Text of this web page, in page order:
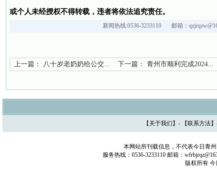
或个人未经授权不得转载，违者将依法追究责任。
新闻热线:0536-3233110 邮箱：
上一篇： 八十岁老奶奶给公交... 下一篇： 青州市顺利完成2024...
【 关于我们 】- 【联系方法
本网站所刊载信息，不代表今日青
服务热线：0536-3233110 邮箱：
版权所有 今